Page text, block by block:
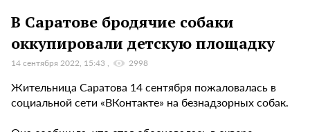
В Саратове бродячие собаки
оккупировали детскую площадку
14 сентября 2022, 15:43 2998
Жительница Саратова 14 сентября пожаловалась в
социальной сети «ВКонтакте» на безнадзорных собак.